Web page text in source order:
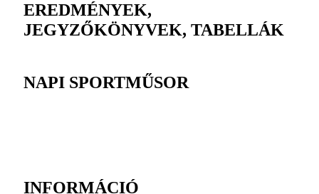
EREDMÉNYEK,
JEGYZŐKÖNYVEK, TABELLÁK
NAPI SPORTMŰSOR
INFORMÁCIÓ